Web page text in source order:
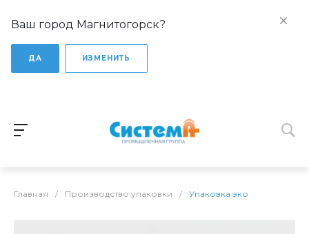
Ваш город Магнитогорск?
ДА ИЗМЕНИТЬ
Главная / Производство упаковки / Упаковка эко